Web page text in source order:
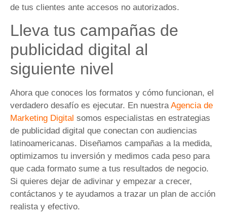
de tus clientes ante accesos no autorizados.
Lleva tus campañas de
publicidad digital al
siguiente nivel
Ahora que conoces los formatos y cómo funcionan, el
verdadero desafío es ejecutar. En nuestraAgencia de
Marketing Digital somos especialistas en estrategias
de publicidad digital que conectan con audiencias
latinoamericanas. Diseñamos campañas a la medida,
optimizamos tu inversión y medimos cada peso para
que cada formato sume a tus resultados de negocio.
Si quieres dejar de adivinar y empezar a crecer,
contáctanos y te ayudamos a trazar un plan de acción
realista y efectivo.